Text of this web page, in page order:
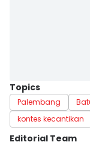
Topics
Palembang
kontes kecantikan
Editorial Team